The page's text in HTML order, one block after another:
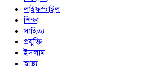
লাইফস্টাইল
শিক্ষা
সাহিত্য
প্রযুক্তি
ইসলাম
স্বাস্থ্য